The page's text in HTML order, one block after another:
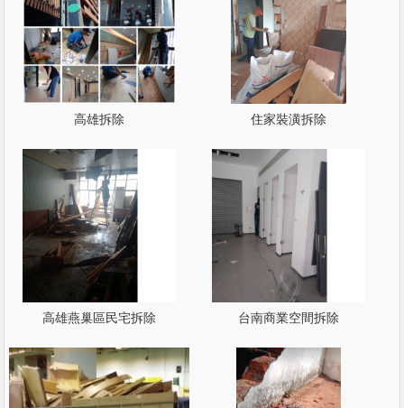
高雄拆除 住家裝潢拆除
高雄燕巢區民宅拆除 台南商業空間拆除